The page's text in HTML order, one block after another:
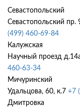
Севастопольский
Севастопольский пр.
(499) 460-69-84
Калужская
Научный проезд
460-63-34
Мичуринский
Удальцова, 60, к.7 +7
Дмитровка